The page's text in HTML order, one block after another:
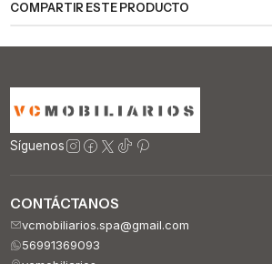
COMPARTIR ESTE PRODUCTO
Síguenos
CONTÁCTANOS
vcmobiliarios.spa@gmail.com
56991369093